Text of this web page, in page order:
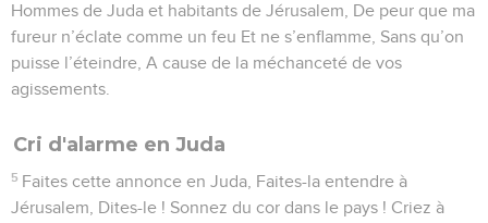
Hommes de Juda et habitants de Jérusalem, De peur que ma
fureur n’éclate comme un feu Et ne s’enflamme, Sans qu’on
puisse l’éteindre, A cause de la méchanceté de vos
agissements.
Cri d'alarme en Juda
5 Faites cette annonce en Juda, Faites-la entendre à
Jérusalem, Dites-le ! Sonnez du cor dans le pays ! Criez à